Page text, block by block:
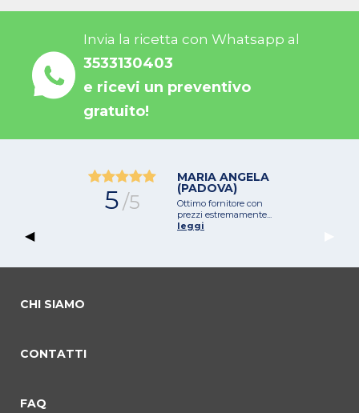
Invia la ricetta con Whatsapp al
3533130403
e ricevi un preventivo
gratuito!
Previous Slide
◀︎
5/5
MARIA ANGELA
(PADOVA)
Ottimo fornitore con
prezzi estremamente...
leggi
CHI SIAMO
CONTATTI
FAQ